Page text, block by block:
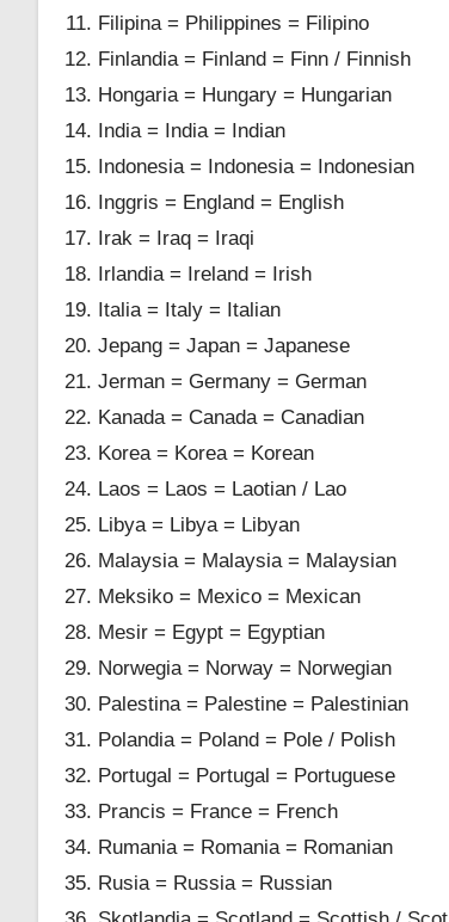
Filipina = Philippines = Filipino
Finlandia = Finland = Finn / Finnish
Hongaria = Hungary = Hungarian
India = India = Indian
Indonesia = Indonesia = Indonesian
Inggris = England = English
Irak = Iraq = Iraqi
Irlandia = Ireland = Irish
Italia = Italy = Italian
Jepang = Japan = Japanese
Jerman = Germany = German
Kanada = Canada = Canadian
Korea = Korea = Korean
Laos = Laos = Laotian / Lao
Libya = Libya = Libyan
Malaysia = Malaysia = Malaysian
Meksiko = Mexico = Mexican
Mesir = Egypt = Egyptian
Norwegia = Norway = Norwegian
Palestina = Palestine = Palestinian
Polandia = Poland = Pole / Polish
Portugal = Portugal = Portuguese
Prancis = France = French
Rumania = Romania = Romanian
Rusia = Russia = Russian